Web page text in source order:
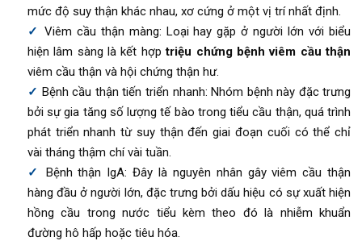
mức độ suy thận khác nhau, xơ cứng ở một vị trí nhất định.
Viêm cầu thận màng: Loại hay gặp ở người lớn với biểu
hiện lâm sàng là kết hợptriệu chứng bệnh viêm cầu thận
viêm cầu thận và hội chứng thận hư.
Bệnh cầu thận tiến triển nhanh: Nhóm bệnh này đặc trưng
bởi sự gia tăng số lượng tế bào trong tiểu cầu thận, quá trình
phát triển nhanh từ suy thận đến giai đoạn cuối có thể chỉ
vài tháng thậm chí vài tuần.
Bệnh thận IgA: Đây là nguyên nhân gây viêm cầu thận
hàng đầu ở người lớn, đặc trưng bởi dấu hiệu có sự xuất hiện
hồng cầu trong nước tiểu kèm theo đó là nhiễm khuẩn
đường hô hấp hoặc tiêu hóa.